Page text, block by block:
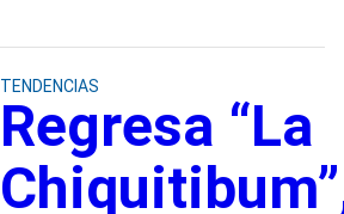
TENDENCIAS
Regresa “La